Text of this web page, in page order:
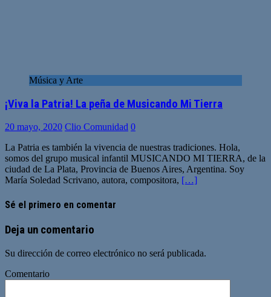
Música y Arte
¡Viva la Patria! La peña de Musicando Mi Tierra
20 mayo, 2020 Clio Comunidad 0
La Patria es también la vivencia de nuestras tradiciones. Hola,
somos del grupo musical infantil MUSICANDO MI TIERRA, de la
ciudad de La Plata, Provincia de Buenos Aires, Argentina. Soy
María Soledad Scrivano, autora, compositora, […]
Sé el primero en comentar
Deja un comentario
Su dirección de correo electrónico no será publicada.
Comentario